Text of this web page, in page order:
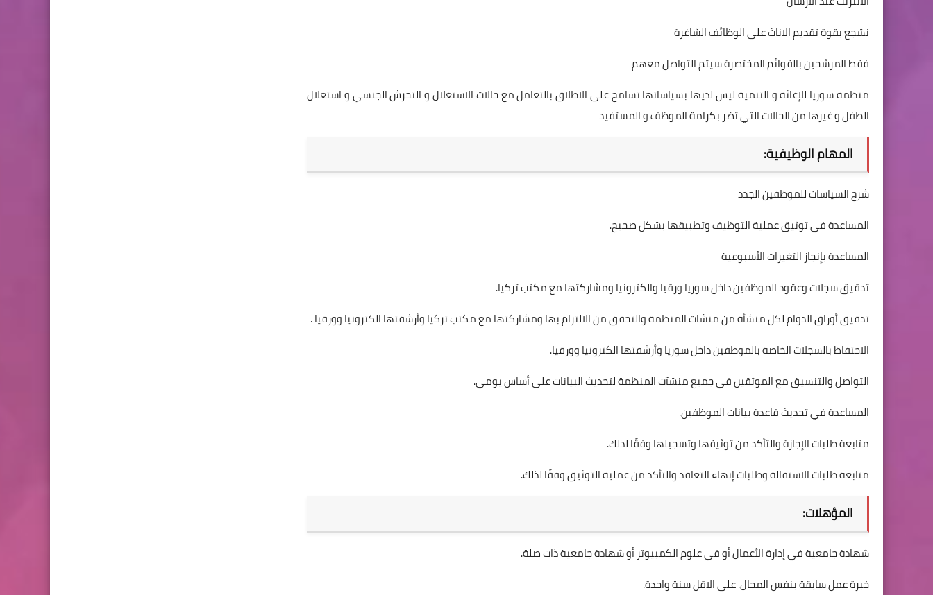
نشجع بقوة تقديم الاناث على الوظائف الشاغرة
فقط المرشحين بالقوائم المختصرة سيتم التواصل معهم
منظمة سوريا للإغاثة و التنمية ليس لديها بسياساتها تسامح على الاطلاق بالتعامل مع حالات الاستغلال و التحرش الجنسي و استغلال
الطفل و غيرها من الحالات التي تضر بكرامة الموظف و المستفيد
المهام الوظيفية:
شرح السياسات للموظفين الجدد
المساعدة في توثيق عملية التوظيف وتطبيقها بشكل صحيح.
المساعدة بإنجاز التغيرات الأسبوعية
تدقيق سجلات وعقود الموظفين داخل سوريا ورقيا والكترونيا ومشاركتها مع مكتب تركيا.
تدقيق أوراق الدوام لكل منشأة من منشات المنظمة والتحقق من الالتزام بها ومشاركتها مع مكتب تركيا وأرشفتها الكترونيا وورقيا .
الاحتفاظ بالسجلات الخاصة بالموظفين داخل سوريا وأرشفتها الكترونيا وورقيا.
التواصل والتنسيق مع الموثقين في جميع منشآت المنظمة لتحديث البيانات على أساس يومي.
المساعدة في تحديث قاعدة بيانات الموظفين.
متابعة طلبات الإجازة والتأكد من توثيقها وتسجيلها وفقًا لذلك.
متابعة طلبات الاستقالة وطلبات إنهاء التعاقد والتأكد من عملية التوثيق وفقًا لذلك.
المؤهلات:
شهادة جامعية في إدارة الأعمال أو في علوم الكمبيوتر أو شهادة جامعية ذات صلة.
خبرة عمل سابقة بنفس المجال. على الاقل سنة واحدة.